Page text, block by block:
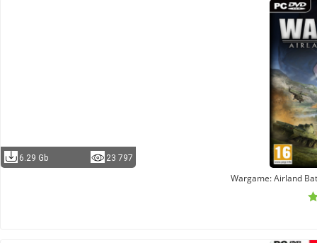
6.29 Gb 23 797
Wargame: Airland